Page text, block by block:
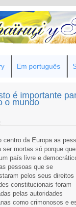
Em português
é importante
o mundo
centro da Europa as
ser mortas só porque
país livre e
pessoas que se
pelos seus direitos
constitucionais foram
pelas autoridades
como crimonosos e